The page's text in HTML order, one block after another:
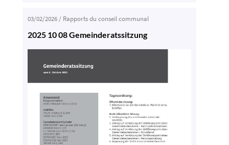
03/02/2026/ Rapports du conseil communal
2025 10 08 Gemeinderatssitzung